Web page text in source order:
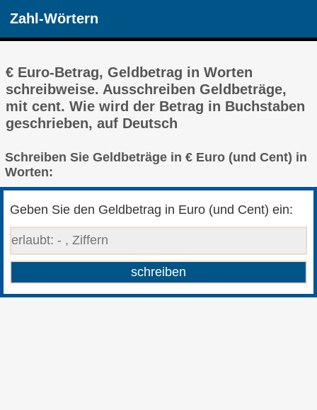
Zahl-Wörtern
€ Euro-Betrag, Geldbetrag in Worten
schreibweise. Ausschreiben Geldbeträge,
mit cent. Wie wird der Betrag in Buchstaben
geschrieben, auf Deutsch
Schreiben Sie Geldbeträge in € Euro (und Cent) in
Worten:
Geben Sie den Geldbetrag in Euro (und Cent) ein: